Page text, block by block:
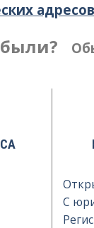
адресов
С